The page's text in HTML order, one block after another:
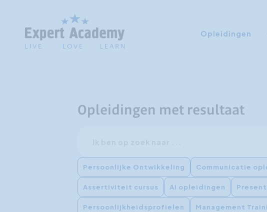
Opleidingen
Opleidingen met resultaat
Persoonlijke Ontwikkeling Communicatie
Assertiviteit cursus AI opleidingen
Persoonlijkheidsprofielen Management